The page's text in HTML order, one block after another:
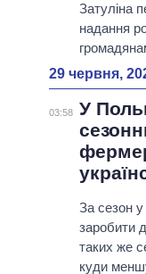
Затуліна
надання
29 червня,
03:58 У
За сезон у
заробити
таких же
куди